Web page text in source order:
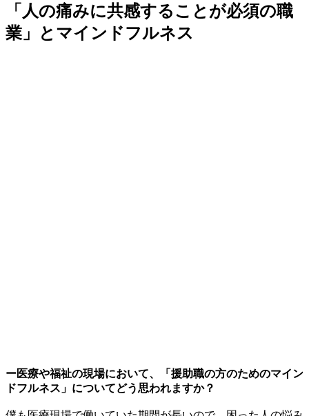
「人の痛みに共感することが必須の職
業」とマインドフルネス
ー医療や福祉の現場において、「援助職の方のためのマイン
ドフルネス」についてどう思われますか？